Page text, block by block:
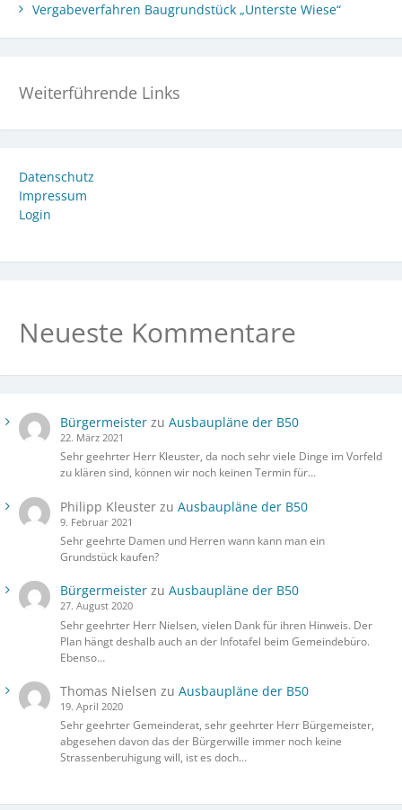
Vergabeverfahren Baugrundstück „Unterste Wiese“
Weiterführende Links
Datenschutz
Impressum
Login
Neueste Kommentare
Bürgermeisterzu Ausbaupläne der B50
22. März 2021
Sehr geehrter Herr Kleuster, da noch sehr viele Dinge im Vorfeld
zu klären sind, können wir noch keinen Termin für…
Philipp Kleusterzu Ausbaupläne der B50
9. Februar 2021
Sehr geehrte Damen und Herren wann kann man ein
Grundstück kaufen?
Bürgermeisterzu Ausbaupläne der B50
27. August 2020
Sehr geehrter Herr Nielsen, vielen Dank für ihren Hinweis. Der
Plan hängt deshalb auch an der Infotafel beim Gemeindebüro.
Ebenso…
Thomas Nielsen zu Ausbaupläne der B50
19. April 2020
Sehr geehrter Gemeinderat, sehr geehrter Herr Bürgemeister,
abgesehen davon das der Bürgerwille immer noch keine
Strassenberuhigung will, ist es doch…